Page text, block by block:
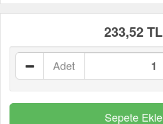
233,52 TL
Adet